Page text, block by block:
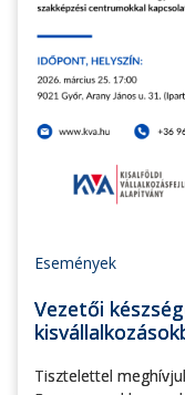
Események
Vezetői
Tisztelettel